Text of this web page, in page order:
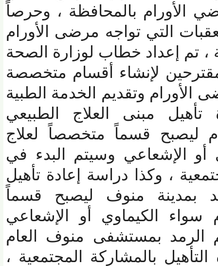
بالمحافظة ، وحرصاً
التي تواجه مرضى الأورام
تم إعداد خطاب لوزارة الصحة
لإنشاء أقسام متخصصة
وتقديم الخدمة الطبية
مبنى العلاج الطبيعي
قسماً متخصصاً لعلاج
الإشعاعي وسيتم البدء في
، وكذا دراسة إعادة تأهيل
منوف ليصبح قسماً
الكيماوي أو الإشعاعي
بمستشفى منوف العام
بالمشاركة المجتمعية ،